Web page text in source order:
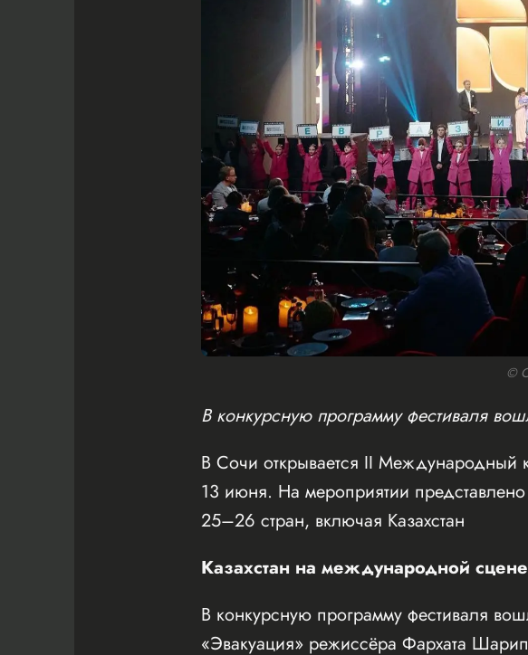
©
В конкурсную программу фестиваля
В Сочи открывается II Международный
13 июня. На мероприятии
25–26 стран, включая Казахстан
Казахстан на международной сцене
В конкурсную программу фестиваля
«Эвакуация» режиссёра Фархата